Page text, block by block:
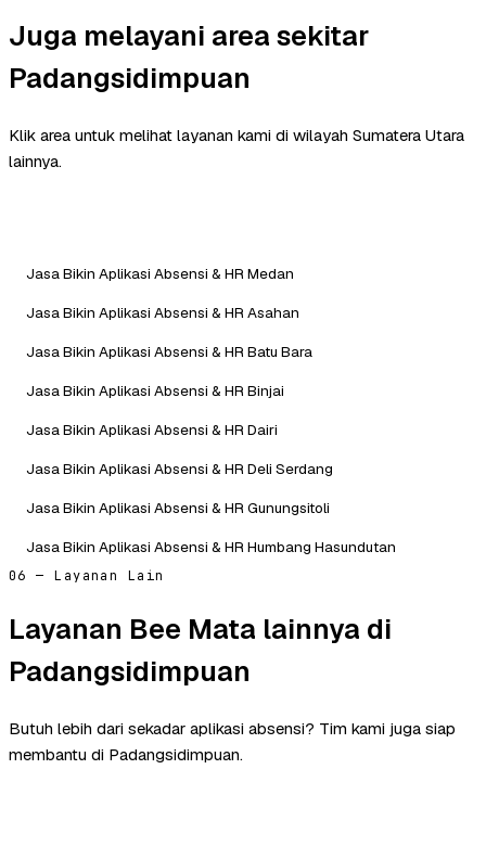
Juga melayani area sekitar
Padangsidimpuan
Klik area untuk melihat layanan kami di wilayah Sumatera Utara
lainnya.
Jasa Bikin Aplikasi Absensi & HR Medan
Jasa Bikin Aplikasi Absensi & HR Asahan
Jasa Bikin Aplikasi Absensi & HR Batu Bara
Jasa Bikin Aplikasi Absensi & HR Binjai
Jasa Bikin Aplikasi Absensi & HR Dairi
Jasa Bikin Aplikasi Absensi & HR Deli Serdang
Jasa Bikin Aplikasi Absensi & HR Gunungsitoli
Jasa Bikin Aplikasi Absensi & HR Humbang Hasundutan
06 — Layanan Lain
Layanan Bee Mata lainnya di
Padangsidimpuan
Butuh lebih dari sekadar aplikasi absensi? Tim kami juga siap
membantu di Padangsidimpuan.